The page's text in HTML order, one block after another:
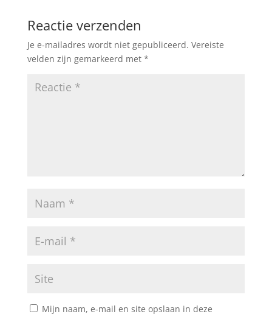
Reactie verzenden
Je e-mailadres wordt niet gepubliceerd. Vereiste
velden zijn gemarkeerd met *
Mijn naam, e-mail en site opslaan in deze